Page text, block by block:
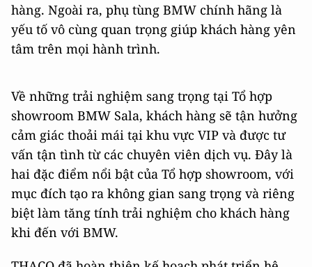
hàng. Ngoài ra, phụ tùng BMW chính hãng là
yếu tố vô cùng quan trọng giúp khách hàng yên
tâm trên mọi hành trình.
Về những trải nghiệm sang trọng tại Tổ hợp
showroom BMW Sala, khách hàng sẽ tận hưởng
cảm giác thoải mái tại khu vực VIP và được tư
vấn tận tình từ các chuyên viên dịch vụ. Đây là
hai đặc điểm nổi bật của Tổ hợp showroom, với
mục đích tạo ra không gian sang trọng và riêng
biệt làm tăng tính trải nghiệm cho khách hàng
khi đến với BMW.